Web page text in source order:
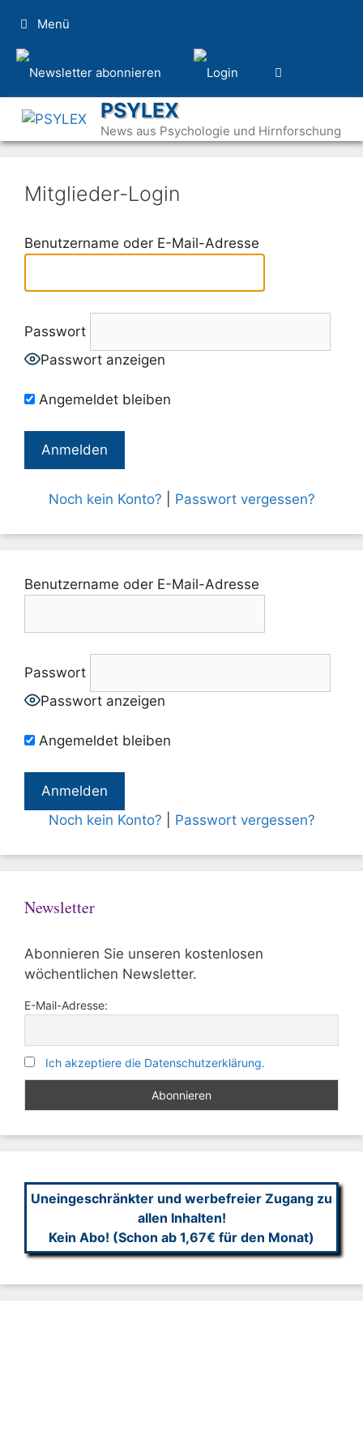
Inhalt
springen
Menü
PSYLEX
News aus Psychologie und Hirnforschung
Mitglieder-Login
Benutzername oder E-Mail-Adresse
Passwort
Passwort anzeigen
Angemeldet bleiben
Noch kein Konto? Passwort vergessen?
Benutzername oder E-Mail-Adresse
Passwort
Passwort anzeigen
Angemeldet bleiben
Noch kein Konto? Passwort vergessen?
Newsletter
Abonnieren Sie unseren kostenlosen
wöchentlichen Newsletter.
E-Mail-Adresse:
Ich akzeptiere die Datenschutzerklärung.
Uneingeschränkter und werbefreier Zugang zu
allen Inhalten!
Kein Abo! (Schon ab 1,67€ für den Monat)